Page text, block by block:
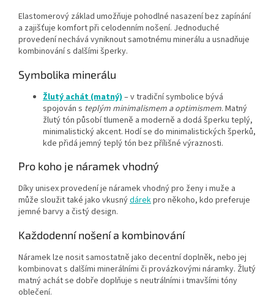
Elastomerový základ umožňuje pohodlné nasazení bez zapínání
a zajišťuje komfort při celodenním nošení. Jednoduché
provedení nechává vyniknout samotnému minerálu a usnadňuje
kombinování s dalšími šperky.
Symbolika minerálu
Žlutý achát (matný) – v tradiční symbolice bývá
spojován s teplým minimalismem a optimismem. Matný
žlutý tón působí tlumeně a moderně a dodá šperku teplý,
minimalistický akcent. Hodí se do minimalistických šperků,
kde přidá jemný teplý tón bez přílišné výraznosti.
Pro koho je náramek vhodný
Díky unisex provedení je náramek vhodný pro ženy i muže a
může sloužit také jako vkusnýdárekpro někoho, kdo preferuje
jemné barvy a čistý design.
Každodenní nošení a kombinování
Náramek lze nosit samostatně jako decentní doplněk, nebo jej
kombinovat s dalšími minerálními či provázkovými náramky. Žlutý
matný achát se dobře doplňuje s neutrálními i tmavšími tóny
oblečení.